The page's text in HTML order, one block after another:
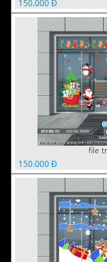
150.000 Đ
150.000 Đ